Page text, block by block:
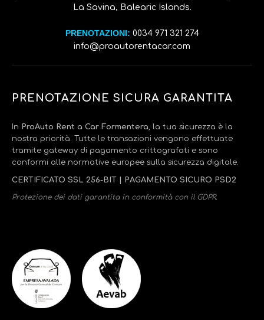
La Savina, Balearic Islands.
PRENOTAZIONI: 0034 971 321 274
info@proautorentacar.com
PRENOTAZIONE SICURA GARANTITA
In ProAuto Rent a Car Formentera , la tua sicurezza è la
nostra priorità. Tutte le transazioni vengono effettuate
tramite gateway di pagamento crittografati e sono
conformi alle normative europee sulla sicurezza digitale.
CERTIFICATO SSL 256-BIT | PAGAMENTO SICURO PSD2
Protezione dei dati garantita in conformità con il GDPR.